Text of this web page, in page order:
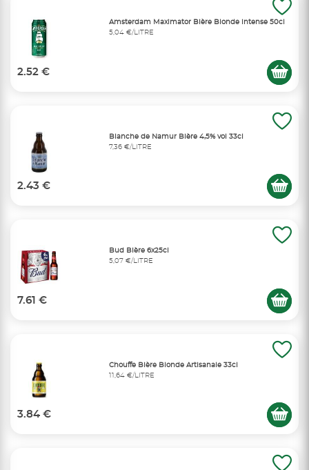
Amsterdam Maximator Bière Blonde intense 50cl
5,04 €/LITRE
2.52 €
Blanche de Namur Bière 4,5% vol 33cl
7,36 €/LITRE
2.43 €
Bud Bière 6x25cl
5,07 €/LITRE
7.61 €
Chouffe Bière Blonde Artisanale 33cl
11,64 €/LITRE
3.84 €